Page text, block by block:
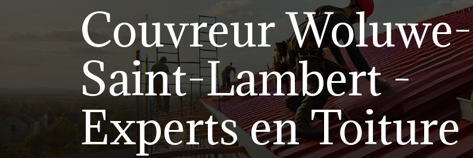
Couvreur Woluwe-
Saint-Lambert -
Experts en Toiture